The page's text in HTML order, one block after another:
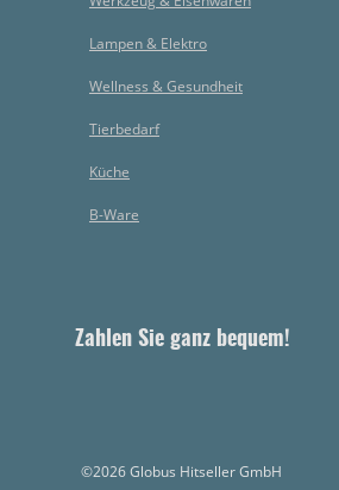
Lampen & Elektro
Wellness & Gesundheit
Tierbedarf
Küche
B-Ware
Zahlen Sie ganz bequem!
©2026 Globus Hitseller GmbH